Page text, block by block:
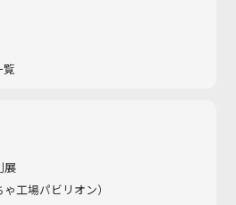
覧
展
工場パビリオン）​